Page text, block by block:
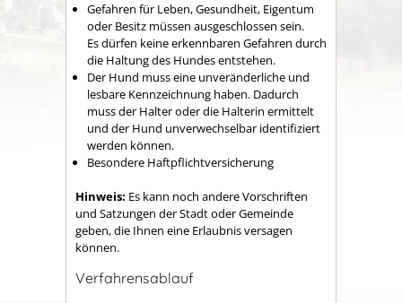
Gefahren für Leben, Gesundheit, Eigentum
oder Besitz müssen ausgeschlossen sein.
Es dürfen keine erkennbaren Gefahren durch
die Haltung des Hundes entstehen.
Der Hund muss eine unveränderliche und
lesbare Kennzeichnung haben. Dadurch
muss der Halter oder die Halterin ermittelt
und der Hund unverwechselbar identifiziert
werden können.
Besondere Haftpflichtversicherung
Hinweis: Es kann noch andere Vorschriften
und Satzungen der Stadt oder Gemeinde
geben, die Ihnen eine Erlaubnisversagen
können.
Verfahrensablauf